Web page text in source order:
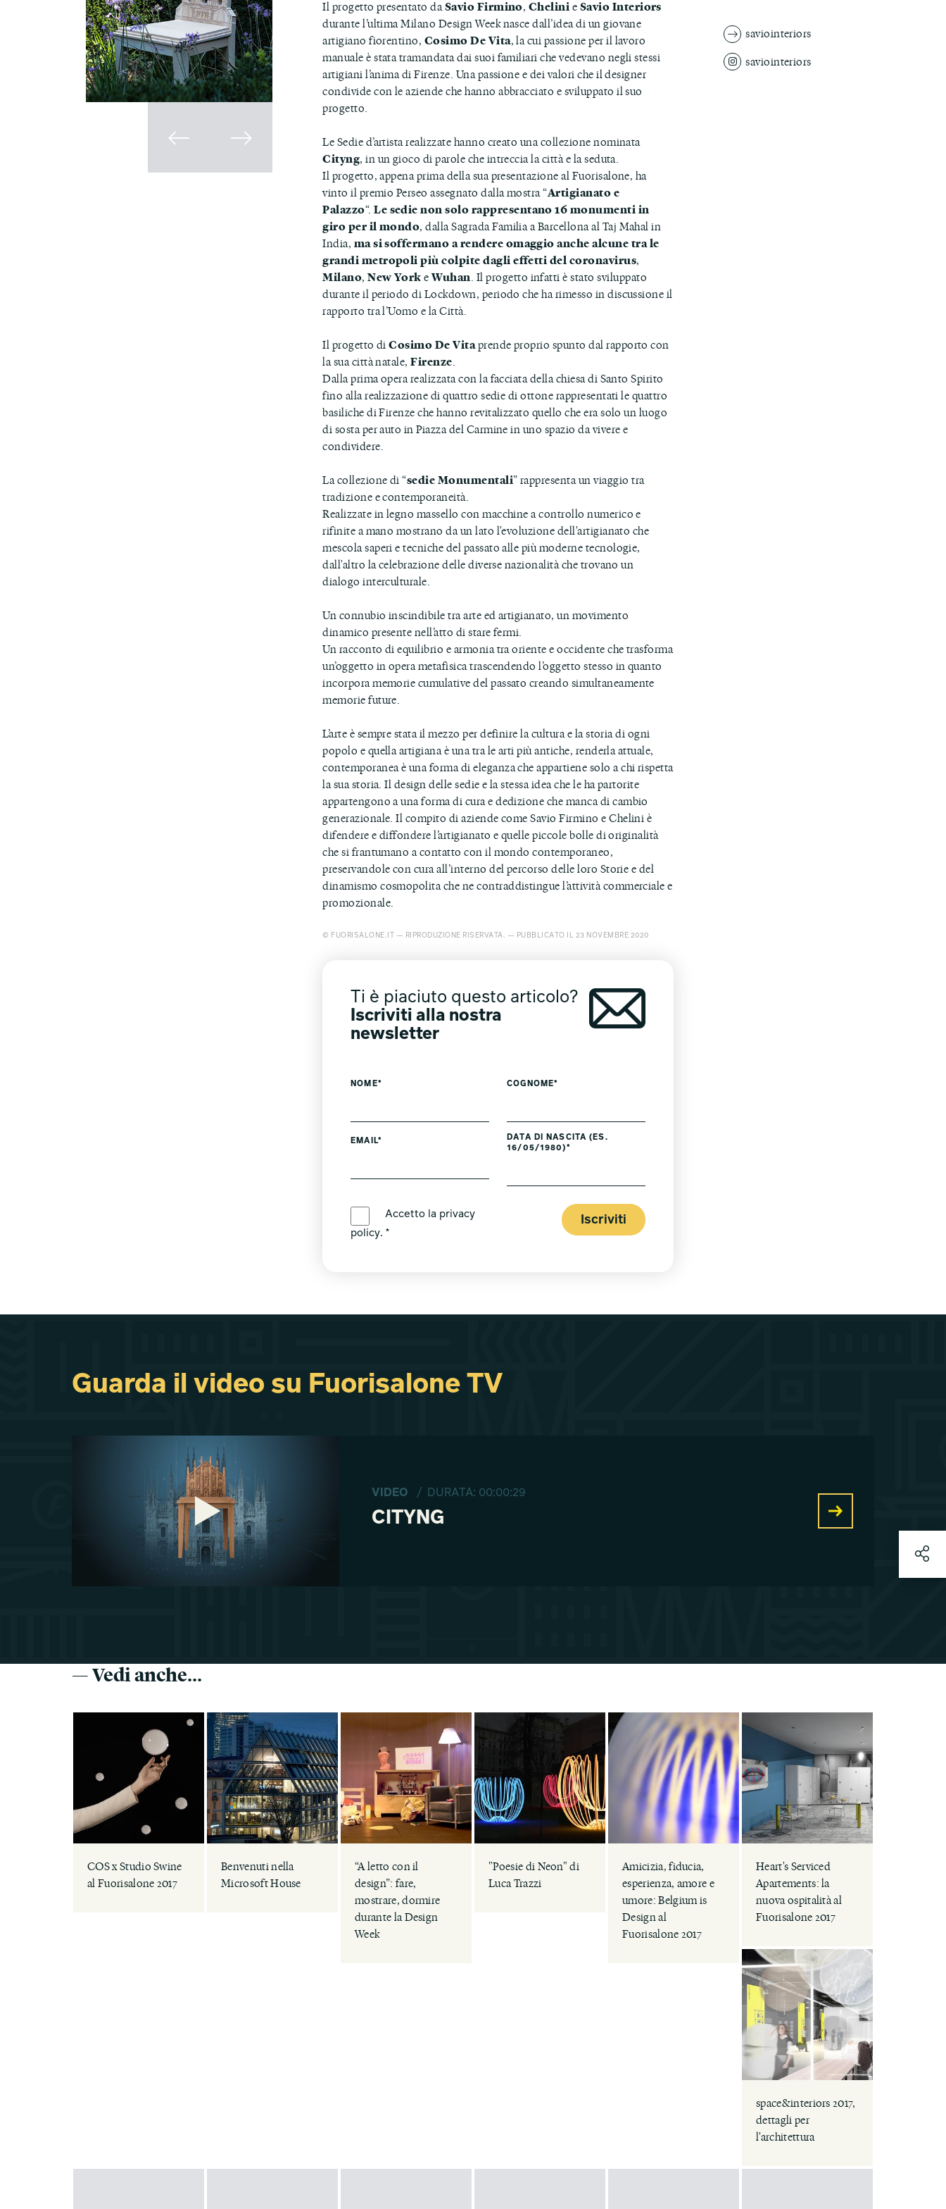
Il progetto presentato daSavio Firmino, Chelini eSavio Interiors
durante l’ultima Milano Design Week nasce dall’idea di un giovane
artigiano fiorentino, Cosimo De Vita, la cui passione per il lavoro
manuale è stata tramandata dai suoi familiari che vedevano negli stessi
artigiani l’anima di Firenze. Una passione e dei valori che il designer
condivide con le aziende che hanno abbracciato e sviluppato il suo
progetto.
Le Sedie d’artista realizzate hanno creato una collezione nominata
Cityng, in un gioco di parole che intreccia la città e la seduta.
Il progetto, appena prima della sua presentazione al Fuorisalone, ha
vinto il premio Perseo assegnato dalla mostra “Artigianato e
Palazzo“.Le sedie non solo rappresentano 16 monumenti in
giro per il mondo, dalla Sagrada Familia a Barcellona al Taj Mahal in
India, ma si soffermano a rendere omaggio anche alcune tra le
grandi metropoli più colpite dagli effetti del coronavirus,
Milano,New YorkeWuhan. Il progetto infatti è stato sviluppato
durante il periodo di Lockdown, periodo che ha rimesso in discussione il
rapporto tra l’Uomo e la Città.
Il progetto diCosimo De Vitaprende proprio spunto dal rapporto con
la sua città natale,Firenze.
Dalla prima opera realizzata con la facciata della chiesa di Santo Spirito
fino alla realizzazione di quattro sedie di ottone rappresentati le quattro
basiliche di Firenze che hanno revitalizzato quello che era solo un luogo
di sosta per auto in Piazza del Carmine in uno spazio da vivere e
condividere.
La collezione di “sedie Monumentali” rappresenta un viaggio tra
tradizione e contemporaneità.
Realizzate in legno massello con macchine a controllo numerico e
rifinite a mano mostrano da un lato l'evoluzione dell'artigianato che
mescola saperi e tecniche del passato alle più moderne tecnologie,
dall'altro la celebrazione delle diverse nazionalità che trovano un
dialogo interculturale.
Un connubio inscindibile tra arte ed artigianato, un movimento
dinamico presente nell’atto di stare fermi.
Un racconto di equilibrio e armonia tra oriente e occidente che trasforma
un’oggetto in opera metafisica trascendendo l’oggetto stesso in quanto
incorpora memorie cumulative del passato creando simultaneamente
memorie future.
L’arte è sempre stata il mezzo per definire la cultura e la storia di ogni
popolo e quella artigiana è una tra le arti più antiche, renderla attuale,
contemporanea è una forma di eleganza che appartiene solo a chi rispetta
la sua storia. Il design delle sedie e la stessa idea che le ha partorite
appartengono a una forma di cura e dedizione che manca di cambio
generazionale. Il compito di aziende come Savio Firmino e Chelini è
difendere e diffondere l’artigianato e quelle piccole bolle di originalità
che si frantumano a contatto con il mondo contemporaneo,
preservandole con cura all’interno del percorso delle loro Storie e del
dinamismo cosmopolita che ne contraddistingue l’attività commerciale e
promozionale.
© FUORISALONE.IT — RIPRODUZIONE RISERVATA. — PUBBLICATO IL 23 NOVEMBRE 2020
Ti è piaciuto questo articolo?
Iscriviti alla nostra
newsletter
NOME* COGNOME*
EMAIL*
DATA DI NASCITA (ES.
16/05/1980)*
Accetto la privacy
policy. *
Iscriviti
saviointeriors
saviointeriors
Guarda il video su Fuorisalone TV
VIDEO / DURATA: 00:00:29
CITYNG
— Vedi anche...
COS x Studio Swine
al Fuorisalone 2017
Benvenuti nella
Microsoft House
“A letto con il
design”: fare,
mostrare, dormire
durante la Design
Week
"Poesie di Neon" di
Luca Trazzi
Amicizia, fiducia,
esperienza, amore e
umore: Belgium is
Design al
Fuorisalone 2017
Heart's Serviced
Apartements: la
nuova ospitalità al
Fuorisalone 2017
space&interiors 2017,
dettagli per
l'architettura